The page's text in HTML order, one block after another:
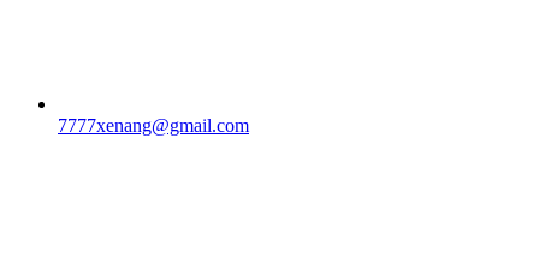
7777xenang@gmail.com